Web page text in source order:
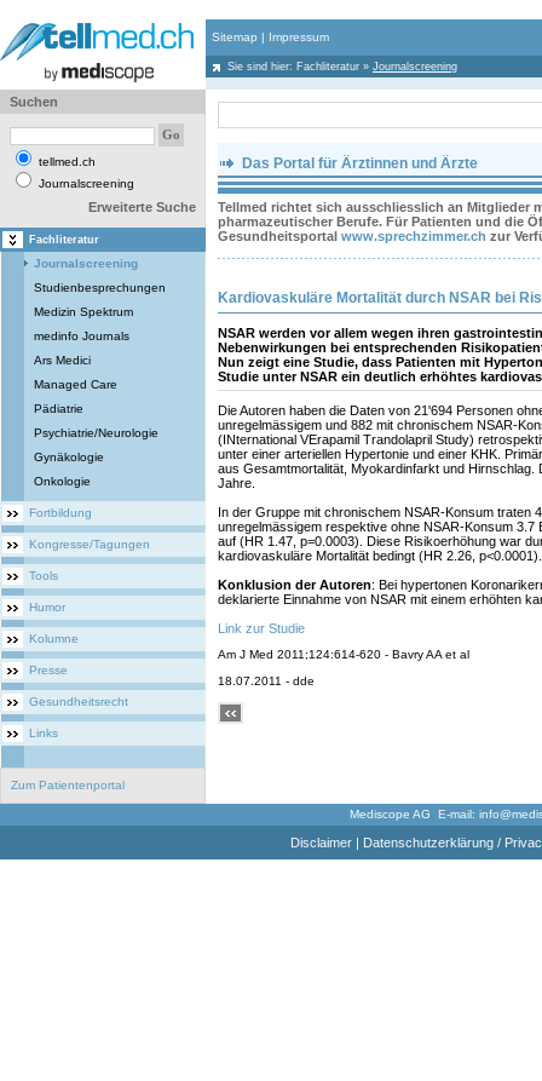
Sitemap | Impressum
Sie sind hier: Fachliteratur » Journalscreening
Suchen
tellmed.ch
Journalscreening
Erweiterte Suche
Fachliteratur
Journalscreening
Studienbesprechungen
Medizin Spektrum
medinfo Journals
Ars Medici
Managed Care
Pädiatrie
Psychiatrie/Neurologie
Gynäkologie
Onkologie
Fortbildung
Kongresse/Tagungen
Tools
Humor
Kolumne
Presse
Gesundheitsrecht
Links
Zum Patientenportal
Das Portal für Ärztinnen und Ärzte
Tellmed richtet sich ausschliesslich an Mitglieder
pharmazeutischer Berufe. Für Patienten und die
Gesundheitsportal www.sprechzimmer.ch zur
Kardiovaskuläre Mortalität durch NSAR bei
NSAR werden vor allem wegen ihren
Nebenwirkungen bei entsprechenden
Nun zeigt eine Studie, dass Patienten mit
Studie unter NSAR ein deutlich erhöhtes
Die Autoren haben die Daten von 21'694 Personen
unregelmässigem und 882 mit chronischem NSAR-
(INternational VErapamil Trandolapril Study)
unter einer arteriellen Hypertonie und einer KHK.
aus Gesamtmortalität, Myokardinfarkt und Hirnschlag.
Jahre.
In der Gruppe mit chronischem NSAR-Konsum traten
unregelmässigem respektive ohne NSAR-Konsum 3.7
auf (HR 1.47, p=0.0003). Diese Risikoerhöhung war
kardiovaskuläre Mortalität bedingt (HR 2.26, p<0.0001).
Konklusion der Autoren: Bei hypertonen
deklarierte Einnahme von NSAR mit einem erhöhten
Link zur Studie
Am J Med 2011;124:614-620 - Bavry AA et al
18.07.2011 - dde
Mediscope AG E-mail:
Disclaimer| Datenschutzerklärung /